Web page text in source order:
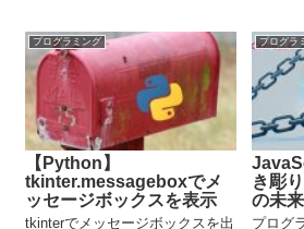
ック可
なりま
プログラミング
【Python】
tkinter.messageboxでメ
ッセージボックスを表示
tkinterでメッセージボックスを出
プログラ
き彫
の未
プログ